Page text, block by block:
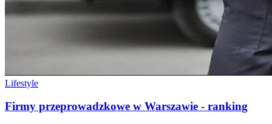
Lifestyle
Firmy przeprowadzkowe w Warszawie - ranking